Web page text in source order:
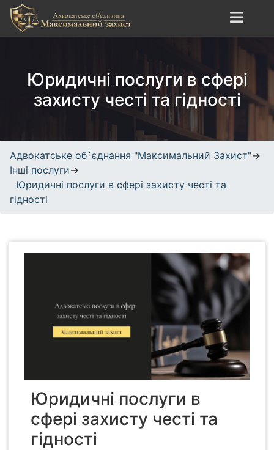
i
t
послуги, кримінальне,
трудове, спортивне право.
Юридичні послуги в сфері
захисту честі та гідності
Адвокатське об`єднання "Максимальний Захист"→
Інші послуги→
Юридичні послуги в сфері захисту честі та
гідності
Юридичні послуги в
сфері захисту честі та
гідності